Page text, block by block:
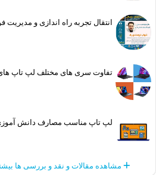
انتقال تجربه راه اندازی و مدیریت
تفاوت سری های مختلف لپ تاپ
لپ تاپ مناسب مصارف دانش
مشاهده مقالات و نقد و بررسی ها